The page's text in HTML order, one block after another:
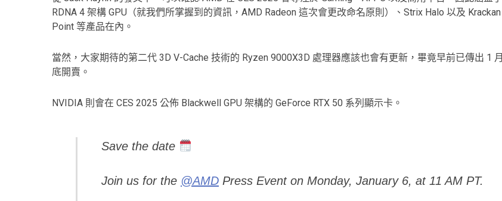
RDNA 4 架構 GPU（就我們所掌握到的資訊，AMD Radeon 這次會更改命名原則）、Strix Halo 以及 Krackan
Point 等產品在內。
當然，大家期待的第二代 3D V-Cache 技術的 Ryzen 9000X3D 處理器應該也會有更新，畢竟早前已傳出 1 月
底開賣。
NVIDIA 則會在 CES 2025 公佈 Blackwell GPU 架構的 GeForce RTX 50 系列顯示卡。
Save the date
Join us for the @AMD Press Event on Monday, January 6, at 11 AM PT.